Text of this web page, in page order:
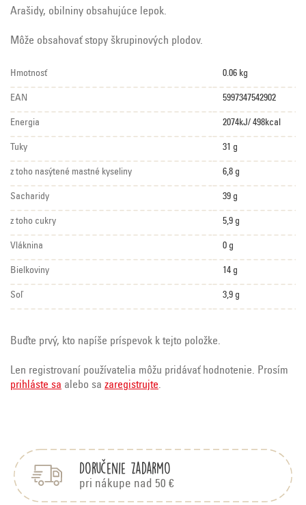
Arašidy, obilniny obsahujúce lepok.
Môže obsahovať stopy škrupinových plodov.
Hmotnosť 0.06 kg
EAN 5997347542902
Energia 2074kJ/ 498kcal
Tuky 31 g
z toho nasýtené mastné kyseliny 6,8 g
Sacharidy 39 g
z toho cukry 5,9 g
Vláknina 0 g
Bielkoviny 14 g
Soľ 3,9 g
Buďte prvý, kto napíše príspevok k tejto položke.
Len registrovaní používatelia môžu pridávať hodnotenie. Prosím
prihláste sa alebo sa zaregistrujte.
Doručenie zadarmo
pri nákupe nad 50 €